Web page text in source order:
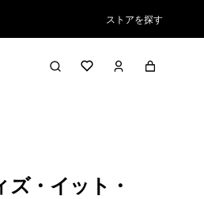
ストアを探す
・イット・